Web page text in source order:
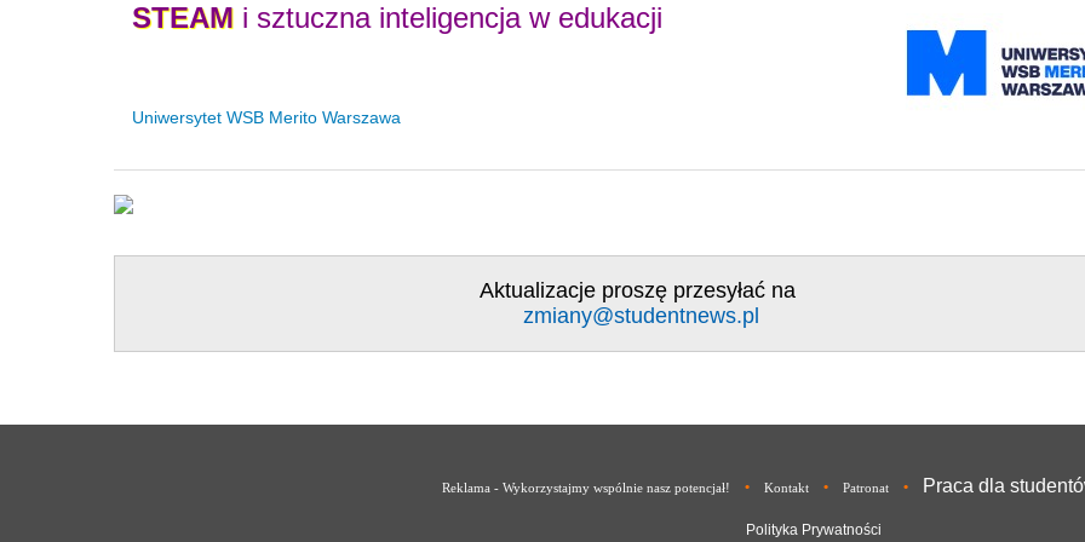
STEAM i sztuczna inteligencja w edukacji
Uniwersytet WSB Merito Warszawa
Aktualizacje proszę przesyłać na
zmiany@studentnews.pl
Reklama - Wykorzystajmy wspólnie nasz potencjał! • Kontakt • Patronat • Praca dla
Polityka Prywatności